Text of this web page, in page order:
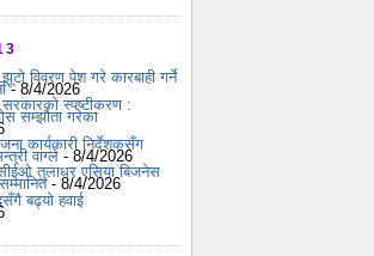
विवरण पेश गरे कारबाही गर्ने
- 8/4/2026
स्पष्टीकरण :
सम्झौता गरेका
कार्यकारी निर्देशकसँग
वाग्ले - 8/4/2026
तुलाधर एसिया बिजनेस
- 8/4/2026
बढ्यो हवाई